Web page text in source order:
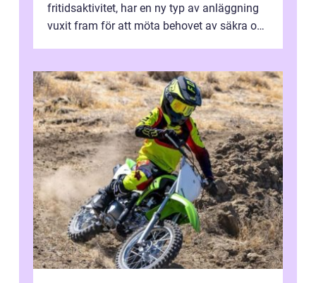
fritidsaktivitet, har en ny typ av anläggning
vuxit fram för att möta behovet av säkra och